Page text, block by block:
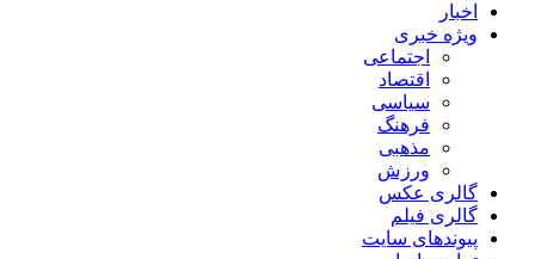
اخبار
ویژه خبری
اجتماعی
اقتصاد
سیاسی
فرهنگ
مذهبی
ورزش
گالری عکس
گالری فیلم
پیوندهای سایت